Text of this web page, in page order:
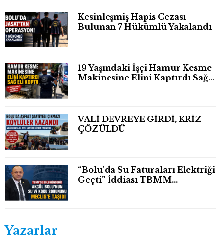
Kesinleşmiş Hapis Cezası
Bulunan 7 Hükümlü Yakalandı
19 Yaşındaki İşçi Hamur Kesme
Makinesine Elini Kaptırdı Sağ
VALİ DEVREYE GİRDİ, KRİZ
ÇÖZÜLDÜ
“Bolu'da Su Faturaları Elektriği
Geçti” İddiası TBMM
Yazarlar